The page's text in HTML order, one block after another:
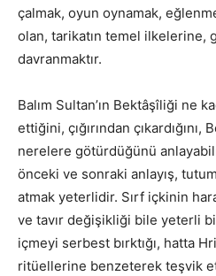
çalmak, oyun oynamak,
olan, tarikatın temel ilkelerine,
davranmaktır.
Balım Sultan’ın Bektâşîliği ne
ettiğini, çığırından
nerelere götürdüğünü
önceki ve sonraki anlayış,
atmak yeterlidir. Sırf içkinin
ve tavır değişikliği bile yeterli
içmeyi serbest bırktığı, hatta
ritüellerine benzeterek teşvik